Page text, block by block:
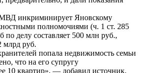
инкриминирует Яновскому
полномочиями (ч. 1 ст. 285
делу составляет 500 млн руб.,
млрд руб.
попала недвижимость семьи
что на его супругу
10 квартир», — добавил источник.